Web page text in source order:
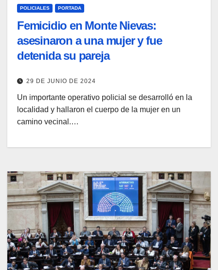
POLICIALES PORTADA
Femicidio en Monte Nievas:
asesinaron a una mujer y fue
detenida su pareja
29 DE JUNIO DE 2024
Un importante operativo policial se desarrolló en la
localidad y hallaron el cuerpo de la mujer en un
camino vecinal.…